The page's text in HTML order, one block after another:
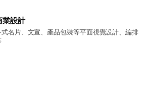
業設計
式名片、文宣、產品包裝等平面視覺設計、編排